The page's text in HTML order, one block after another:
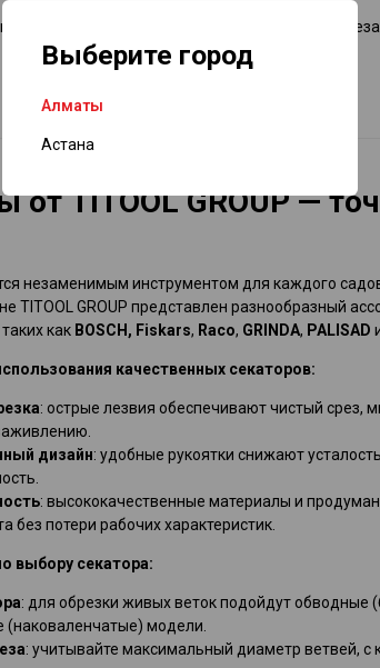
Выберите город
Алматы
Астана
реза, 205 мм
Секатор прямого
от TITOOL GROUP —
незаменимым инструментом для каждого
TITOOL GROUP представлен разнообразный
как BOSCH, Fiskars, Raco, GRINDA, PALISAD
качественных секаторов:
: острые лезвия обеспечивают чистый срез,
дизайн: удобные рукоятки снижают
: высококачественные материалы и
без потери рабочих характеристик.
выбору секатора:
: для обрезки живых веток подойдут обводные
(наковаленчатые) модели.
: учитывайте максимальный диаметр ветвей, с